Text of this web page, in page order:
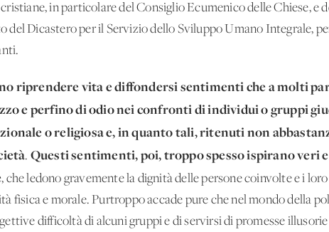
in particolare del Consiglio Ecumenico delle Chiese, e
del Dicastero per il Servizio dello Sviluppo Umano Integrale,
riprendere vita e diffondersi sentimenti che a molti
e perfino di odio nei confronti di individui o gruppi
o religiosa e, in quanto tali, ritenuti non
. Questi sentimenti, poi, troppo spesso ispirano veri
, che ledono gravemente la dignità delle persone coinvolte e i
fisica e morale. Purtroppo accade pure che nel mondo della
difficoltà di alcuni gruppi e di servirsi di promesse